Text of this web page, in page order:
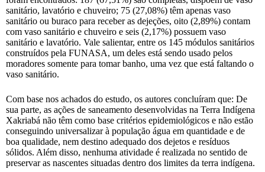
sanitário, lavatório e chuveiro; 75 (27,08%) têm apenas vaso
sanitário ou buraco para receber as dejeções, oito (2,89%) contam
com vaso sanitário e chuveiro e seis (2,17%) possuem vaso
sanitário e lavatório. Vale salientar, entre os 145 módulos sanitários
construídos pela FUNASA, um deles está sendo usado pelos
moradores somente para tomar banho, uma vez que está faltando o
vaso sanitário.
Com base nos achados do estudo, os autores concluíram que: De
sua parte, as ações de saneamento desenvolvidas na Terra Indígena
Xakriabá não têm como base critérios epidemiológicos e não estão
conseguindo universalizar à população água em quantidade e de
boa qualidade, nem destino adequado dos dejetos e resíduos
sólidos. Além disso, nenhuma atividade é realizada no sentido de
preservar as nascentes situadas dentro dos limites da terra indígena.